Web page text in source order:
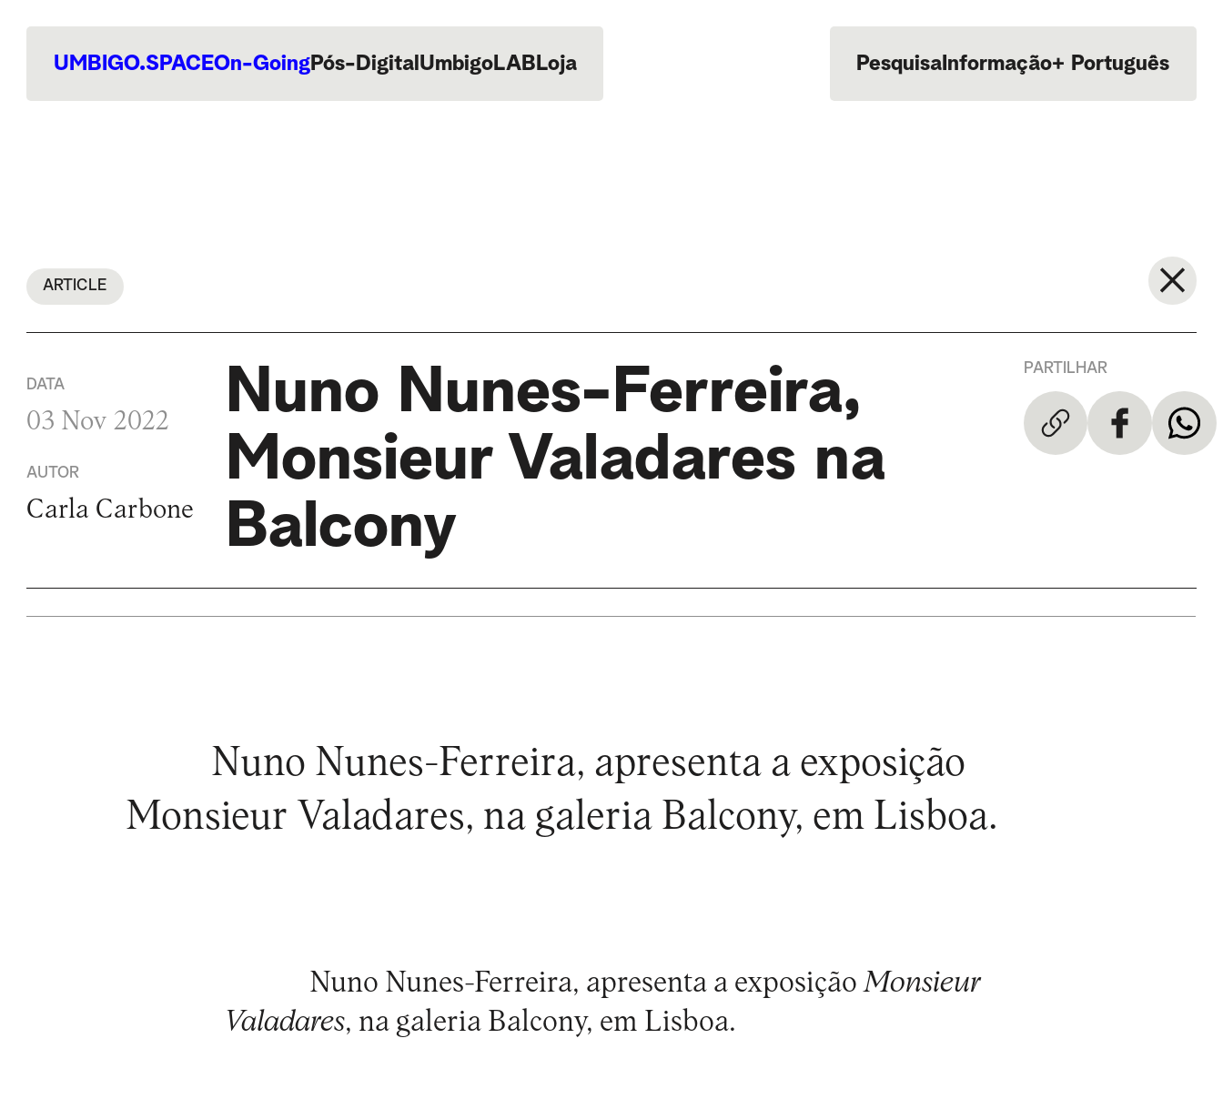
UMBIGO.SPACEOn-GoingPós-Digital UmbigoLAB Loja Pesquisa Informação+ Português
English
ARTICLE
DATA
03 Nov 2022
AUTOR
Carla Carbone
Nuno Nunes-Ferreira,
Monsieur Valadares na
Balcony
PARTILHAR
Nuno Nunes-Ferreira, apresenta a exposição
Monsieur Valadares, na galeria Balcony, em Lisboa.
Nuno Nunes-Ferreira, apresenta a exposiçãoMonsieur
Valadares, na galeria Balcony, em Lisboa.